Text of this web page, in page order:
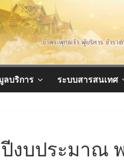
ลบริการ ระบบสารสนเทศ
งบประมาณ